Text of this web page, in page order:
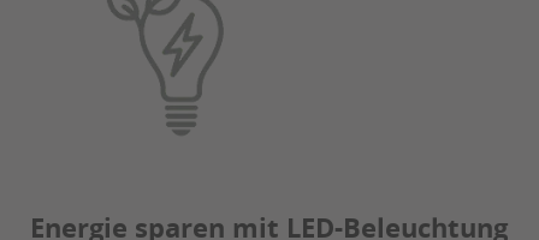
Energie sparen mit LED-Beleuchtung